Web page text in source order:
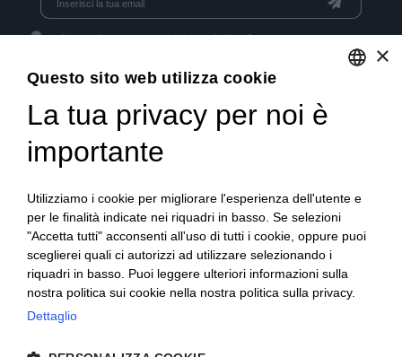
Dichiaro di aver preso visione dell'informativae acconsento
GET SOCIAL
ENGLISH
GERMAN
PORTUGUESE
SPANISH
×
Questo sito web utilizza cookie
La tua privacy per noi è
importante
Utilizziamo i cookie per migliorare l'esperienza dell'utente e
per le finalità indicate nei riquadri in basso. Se selezioni
"Accetta tutti" acconsenti all'uso di tutti i cookie, oppure puoi
sceglierei quali ci autorizzi ad utilizzare selezionando i
riquadri in basso. Puoi leggere ulteriori informazioni sulla
nostra politica sui cookie nella nostra politica sulla privacy.
Dettaglio